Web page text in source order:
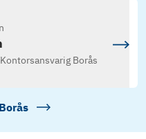
Kontorsansvarig Borås
Borås